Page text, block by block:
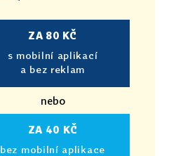
ZA 80 KČ
s mobilní aplikací
a bez reklam
nebo
ZA 40 KČ
bez mobilní aplikace